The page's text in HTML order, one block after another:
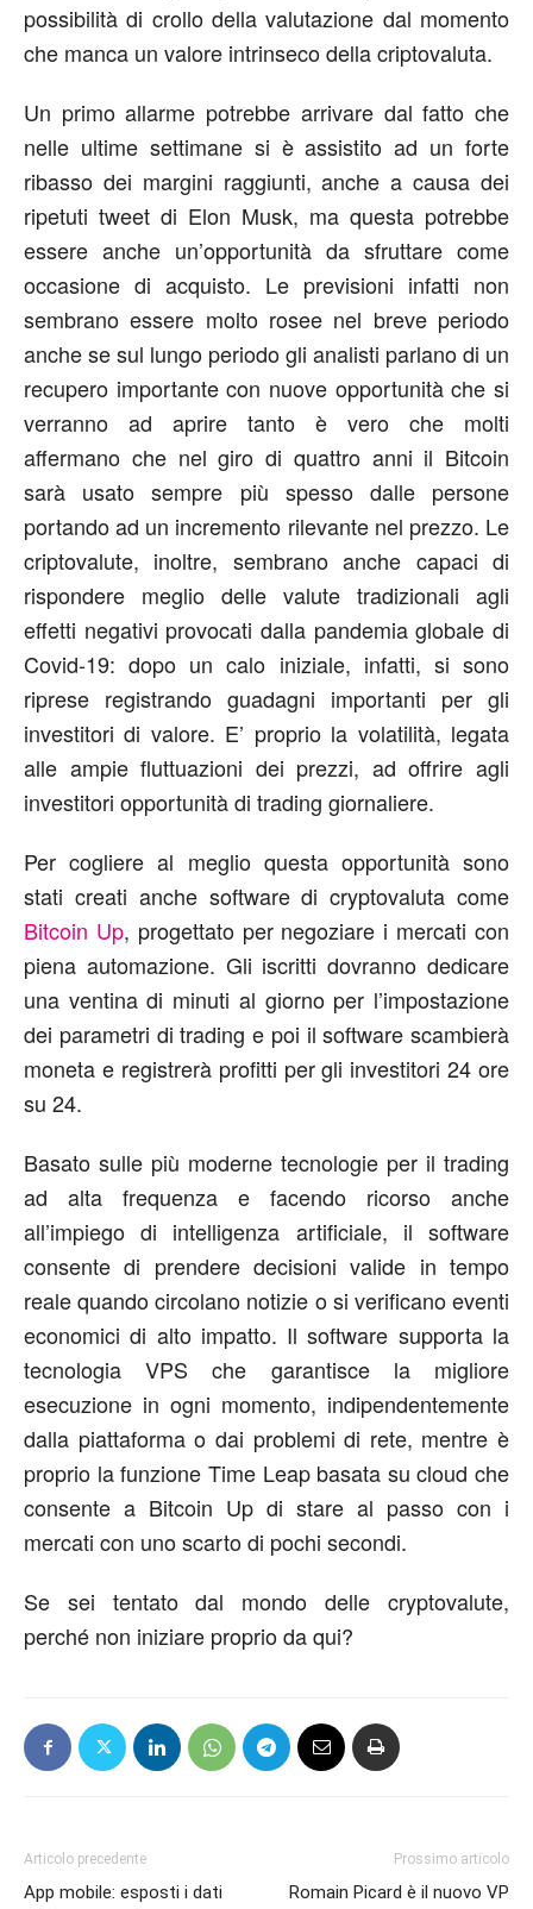
possibilità di crollo della valutazione dal momento
che manca un valore intrinseco della criptovaluta.
Un primo allarme potrebbe arrivare dal fatto che
nelle ultime settimane si è assistito ad un forte
ribasso dei margini raggiunti, anche a causa dei
ripetuti tweet di Elon Musk, ma questa potrebbe
essere anche un’opportunità da sfruttare come
occasione di acquisto. Le previsioni infatti non
sembrano essere molto rosee nel breve periodo
anche se sul lungo periodo gli analisti parlano di un
recupero importante con nuove opportunità che si
verranno ad aprire tanto è vero che molti
affermano che nel giro di quattro anni il Bitcoin
sarà usato sempre più spesso dalle persone
portando ad un incremento rilevante nel prezzo. Le
criptovalute, inoltre, sembrano anche capaci di
rispondere meglio delle valute tradizionali agli
effetti negativi provocati dalla pandemia globale di
Covid-19: dopo un calo iniziale, infatti, si sono
riprese registrando guadagni importanti per gli
investitori di valore. E’ proprio la volatilità, legata
alle ampie fluttuazioni dei prezzi, ad offrire agli
investitori opportunità di trading giornaliere.
Per cogliere al meglio questa opportunità sono
stati creati anche software di cryptovaluta come
Bitcoin Up, progettato per negoziare i mercati con
piena automazione. Gli iscritti dovranno dedicare
una ventina di minuti al giorno per l’impostazione
dei parametri di trading e poi il software scambierà
moneta e registrerà profitti per gli investitori 24 ore
su 24.
Basato sulle più moderne tecnologie per il trading
ad alta frequenza e facendo ricorso anche
all’impiego di intelligenza artificiale, il software
consente di prendere decisioni valide in tempo
reale quando circolano notizie o si verificano eventi
economici di alto impatto. Il software supporta la
tecnologia VPS che garantisce la migliore
esecuzione in ogni momento, indipendentemente
dalla piattaforma o dai problemi di rete, mentre è
proprio la funzione Time Leap basata su cloud che
consente a Bitcoin Up di stare al passo con i
mercati con uno scarto di pochi secondi.
Se sei tentato dal mondo delle cryptovalute,
perché non iniziare proprio da qui?
Articolo precedente
App mobile: esposti i dati
Prossimo articolo
Romain Picard è il nuovo VP